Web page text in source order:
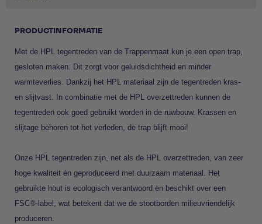
PRODUCTINFORMATIE
Met de HPL tegentreden van de Trappenmaat kun je een open trap,
gesloten maken. Dit zorgt voor geluidsdichtheid en minder
warmteverlies. Dankzij het HPL materiaal zijn de tegentreden kras-
en slijtvast. In combinatie met de HPL overzettreden kunnen de
tegentreden ook goed gebruikt worden in de ruwbouw. Krassen en
slijtage behoren tot het verleden, de trap blijft mooi!
Onze HPL tegentreden zijn, net als de HPL overzettreden, van zeer
hoge kwaliteit én geproduceerd met duurzaam materiaal. Het
gebruikte hout is ecologisch verantwoord en beschikt over een
FSC®-label, wat betekent dat we de stootborden milieuvriendelijk
produceren.